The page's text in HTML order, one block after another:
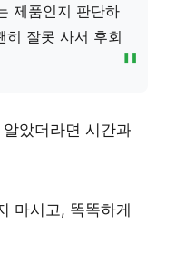
제품인지 판단하
히 잘못 사서 후회
았더라면 시간과
마시고, 똑똑하게